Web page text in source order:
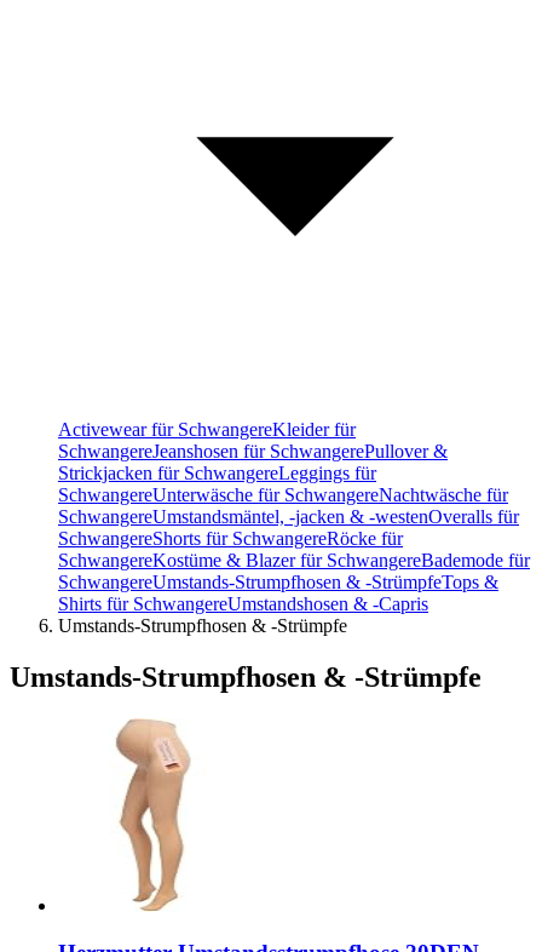
Activewear für SchwangereKleider für
SchwangereJeanshosen für SchwangerePullover &
Strickjacken für SchwangereLeggings für
SchwangereUnterwäsche für SchwangereNachtwäsche für
SchwangereUmstandsmäntel, -jacken & -westenOveralls für
SchwangereShorts für SchwangereRöcke für
SchwangereKostüme & Blazer für SchwangereBademode für
SchwangereUmstands-Strumpfhosen & -StrümpfeTops &
Shirts für SchwangereUmstandshosen & -Capris
Umstands-Strumpfhosen & -Strümpfe
Umstands-Strumpfhosen & -Strümpfe